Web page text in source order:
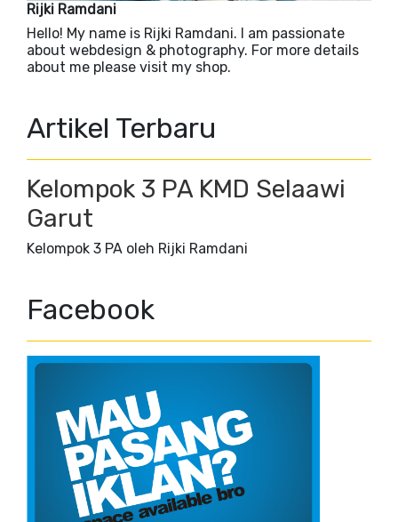
Rijki Ramdani
Hello! My name is Rijki Ramdani. I am passionate
about webdesign & photography. For more details
about me please visit my shop.
Artikel Terbaru
Kelompok 3 PA KMD Selaawi
Garut
Kelompok 3 PA oleh Rijki Ramdani
Facebook